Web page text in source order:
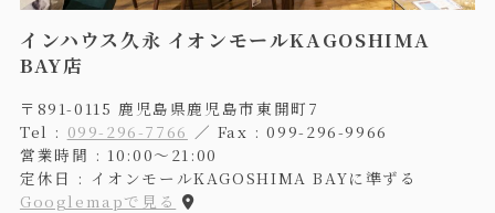
インハウス久永 イオンモールKAGOSHIMA
BAY店
〒891-0115 鹿児島県鹿児島市東開町7
Tel : 099-296-7766 ／ Fax : 099-296-9966
営業時間 : 10:00〜21:00
定休日 : イオンモールKAGOSHIMA BAYに準ずる
Googlemapで見る